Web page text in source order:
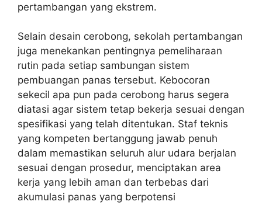
pertambangan yang ekstrem.
Selain desain cerobong, sekolah pertambangan
juga menekankan pentingnya pemeliharaan
rutin pada setiap sambungan sistem
pembuangan panas tersebut. Kebocoran
sekecil apa pun pada cerobong harus segera
diatasi agar sistem tetap bekerja sesuai dengan
spesifikasi yang telah ditentukan. Staf teknis
yang kompeten bertanggung jawab penuh
dalam memastikan seluruh alur udara berjalan
sesuai dengan prosedur, menciptakan area
kerja yang lebih aman dan terbebas dari
akumulasi panas yang berpotensi